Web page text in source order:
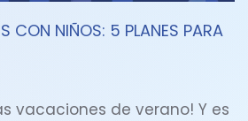
CON NIÑOS: 5 PLANES PARA
vacaciones de verano! Y es